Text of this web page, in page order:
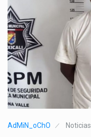
AdMiN_oChO Noticias